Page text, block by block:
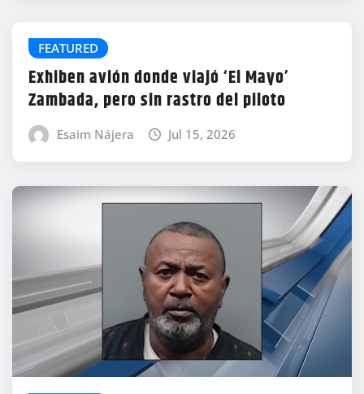
FEATURED
Exhiben avión donde viajó ‘El Mayo’
Zambada, pero sin rastro del piloto
Esaim Nájera Jul 15, 2026